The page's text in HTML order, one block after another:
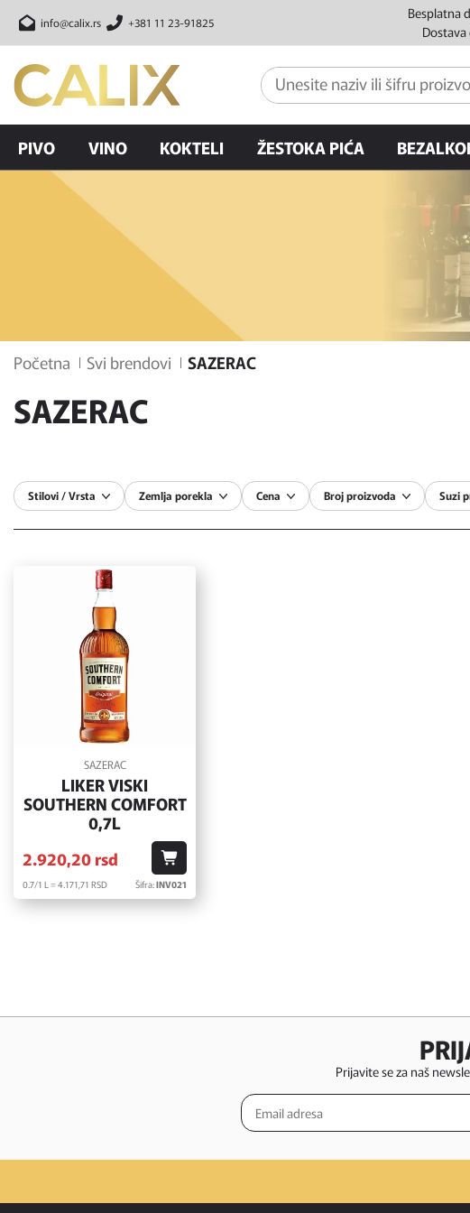
info@calix.rs +381 11 23-91825
Besplatna
PIVO VINO KOKTELI ŽESTOKA PIĆA
Početna Svi brendovi SAZERAC
SAZERAC
Stilovi / Vrsta Zemlja porekla Cena Broj proizvoda Suzi
SAZERAC
LIKER VISKI
SOUTHERN COMFORT
0,7L
2.920,20rsd
0.7/1 L = 4.171,71 RSD Šifra:INV021
Prijavite se za naš